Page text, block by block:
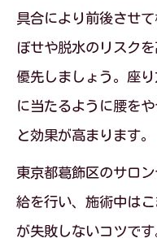
具合により前後させ
ぼせや脱水のリスク
優先しましょう。座
に当たるように腰を
と効果が高まります。
東京都葛飾区のサロ
給を行い、施術中は
が失敗しないコツで